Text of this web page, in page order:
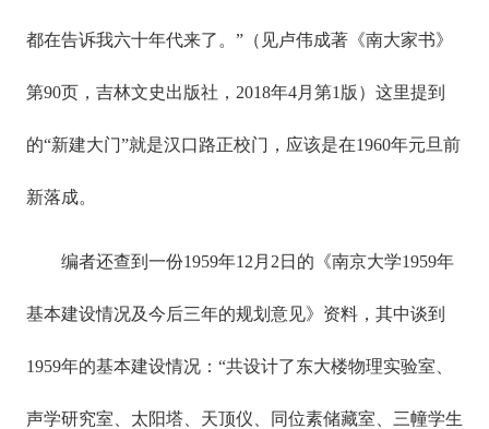
都在告诉我六十年代来了。”（见卢伟成著《南大家书》
第90页，吉林文史出版社，2018年4月第1版）这里提到
的“新建大门”就是汉口路正校门，应该是在1960年元旦前
新落成。
编者还查到一份1959年12月2日的《南京大学1959年
基本建设情况及今后三年的规划意见》资料，其中谈到
1959年的基本建设情况：“共设计了东大楼物理实验室、
声学研究室、太阳塔、天顶仪、同位素储藏室、三幢学生